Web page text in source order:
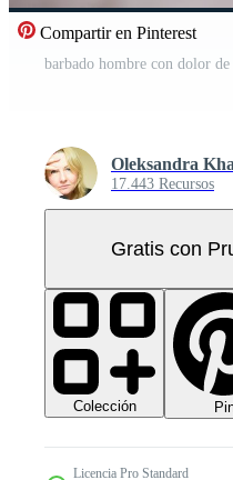
Compartir en Pinterest
Oleksandra
17.443 Recursos
Gratis con
Colección
Licencia Pro Standard